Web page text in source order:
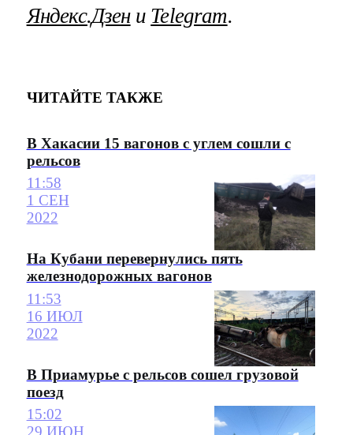
Яндекс.Дзени Telegram.
ЧИТАЙТЕ ТАКЖЕ
В Хакасии 15 вагонов с углем сошли с
рельсов
11:58
1 СЕН
2022
На Кубани перевернулись пять
железнодорожных вагонов
11:53
16 ИЮЛ
2022
В Приамурье с рельсов сошел грузовой
поезд
15:02
29 ИЮН